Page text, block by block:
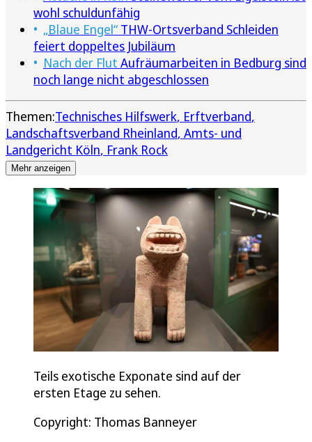
wohl schuldunfähig
„Blaue Engel“ THW-Ortsverband Schleiden
feiert doppeltes Jubiläum
Nach der Flut Aufräumarbeiten in Bedburg sind
noch lange nicht abgeschlossen
Themen:Technisches Hilfswerk Erftverband
Landschaftsverband Rheinland Amts- und
Landgericht Köln Frank Rock
Mehr anzeigen
Teils exotische Exponate sind auf der
ersten Etage zu sehen.
Copyright: Thomas Banneyer